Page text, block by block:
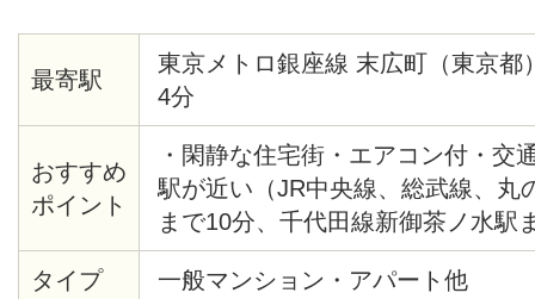
最寄駅
東京メトロ銀座線 末広町（東京
4分
おすすめ
ポイント
・閑静な住宅街・エアコン付・交
駅が近い（JR中央線、総武線、丸
まで10分、千代田線新御茶ノ水駅
末広町駅まで4分、千代田線湯島
エクスプレス、JR総武線秋葉原駅
タイプ 一般マンション・アパート他